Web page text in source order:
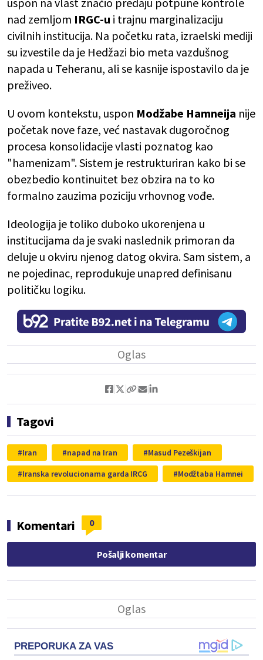
nad zemljom IRGC-u i trajnu marginalizaciju
civilnih institucija. Na početku rata, izraelski mediji
su izvestile da je Hedžazi bio meta vazdušnog
napada u Teheranu, ali se kasnije ispostavilo da je
preživeo.
U ovom kontekstu, uspon Modžabe Hamneija nije
početak nove faze, već nastavak dugoročnog
procesa konsolidacije vlasti poznatog kao
"hamenizam". Sistem je restrukturiran kako bi se
obezbedio kontinuitet bez obzira na to ko
formalno zauzima poziciju vrhovnog vođe.
Ideologija je toliko duboko ukorenjena u
institucijama da je svaki naslednik primoran da
deluje u okviru njenog datog okvira. Sam sistem, a
ne pojedinac, reprodukuje unapred definisanu
političku logiku.
Tagovi
Iran napad na Iran
Masud Pezeškijan
Iranska revolucionarna garda IRCG
Modžtaba Hamnei
Komentari 0
Pošalji komentar
PREPORUKA ZA VAS